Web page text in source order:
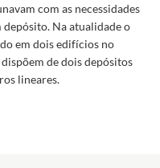
com as necessidades
depósito. Na atualidade o
em dois edifícios no
de dois depósitos
lineares.